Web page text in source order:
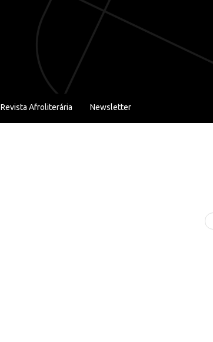
Revista Afroliterária Newsletter